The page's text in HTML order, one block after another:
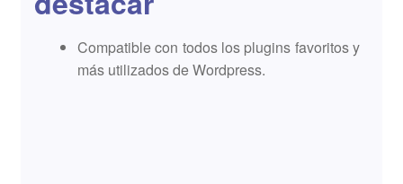
Compatible con todos los plugins favoritos y
más utilizados de Wordpress.